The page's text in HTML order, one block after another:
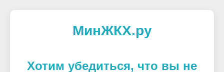
МинЖКХ.ру
Хотим убедиться, что вы не